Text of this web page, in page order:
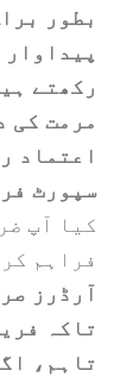
براہ راست
کے
دکانوں
فراہم
ضروری
کرتے ہیں؟
صرف
کے
اگر آپ کو